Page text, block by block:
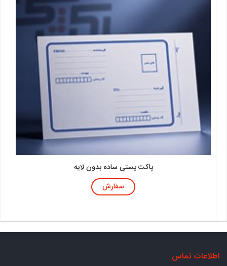
پاکت پستی ساده بدون لایه
سفارش
اطلاعات تماس